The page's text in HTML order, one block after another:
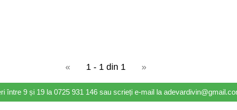
« 1 - 1 din 1 »
între 9 și 19 la 0725 931 146 sau scrieți e-mail la